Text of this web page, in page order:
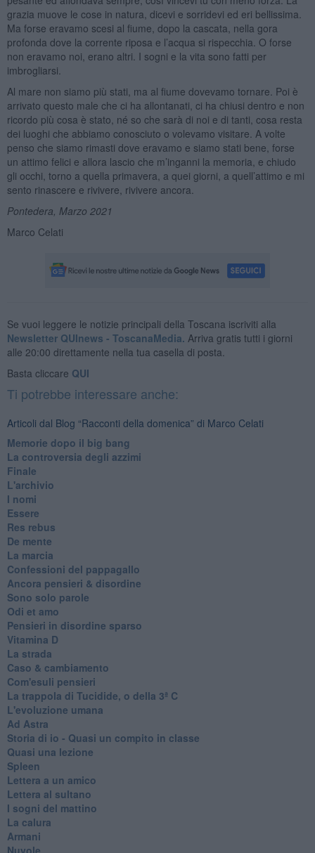
grazia muove le cose in natura, dicevi e sorridevi ed eri bellissima.
Ma forse eravamo scesi al fiume, dopo la cascata, nella gora
profonda dove la corrente riposa e l’acqua si rispecchia. O forse
non eravamo noi, erano altri. I sogni e la vita sono fatti per
imbrogliarsi.
Al mare non siamo più stati, ma al fiume dovevamo tornare. Poi è
arrivato questo male che ci ha allontanati, ci ha chiusi dentro e non
ricordo più cosa è stato, né so che sarà di noi e di tanti, cosa resta
dei luoghi che abbiamo conosciuto o volevamo visitare. A volte
penso che siamo rimasti dove eravamo e siamo stati bene, forse
un attimo felici e allora lascio che m’inganni la memoria, e chiudo
gli occhi, torno a quella primavera, a quei giorni, a quell’attimo e mi
sento rinascere e rivivere, rivivere ancora.
Pontedera, Marzo 2021
Marco Celati
Se vuoi leggere le notizie principali della Toscana iscriviti alla
Newsletter QUInews - ToscanaMedia. Arriva gratis tutti i giorni
alle 20:00 direttamente nella tua casella di posta.
Basta cliccare QUI
Ti potrebbe interessare anche:
Articoli dal Blog “Racconti della domenica” di Marco Celati
Memorie dopo il big bang
La controversia degli azzimi
Finale
L'archivio
I nomi
Essere
Res rebus
De mente
La marcia
Confessioni del pappagallo
Ancora pensieri & disordine
Sono solo parole
Odi et amo
Pensieri in disordine sparso
Vitamina D
La strada
Caso & cambiamento
Com'esuli pensieri
La trappola di Tucidide, o della 3ª C
L'evoluzione umana
Ad Astra
Storia di io - Quasi un compito in classe
Quasi una lezione
Spleen
Lettera a un amico
Lettera al sultano
I sogni del mattino
La calura
Armani
Nuvole